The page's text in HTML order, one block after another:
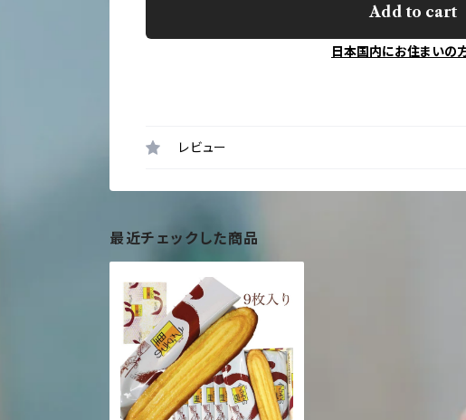
Add to cart
日本国内にお住まいの
レビュー
最近チェックした商品